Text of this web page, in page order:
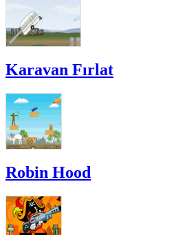
Karavan Fırlat
Robin Hood